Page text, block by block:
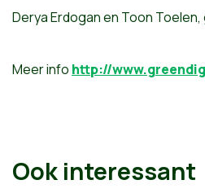
Derya Erdogan en Toon
Meer info http://
Ook interessant